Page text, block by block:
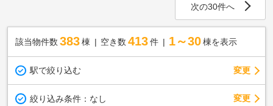
次の30件へ
該当物件数 383棟 空き数 413 件 1～30 棟を表示
駅で絞り込む 変更
絞り込み条件： なし 変更